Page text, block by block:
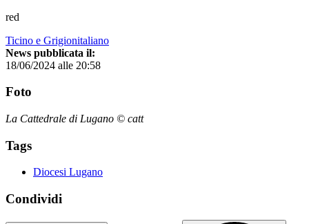
red
Ticino e Grigionitaliano
News pubblicata il:
18/06/2024 alle 20:58
Foto
La Cattedrale di Lugano © catt
Tags
Diocesi Lugano
Condividi